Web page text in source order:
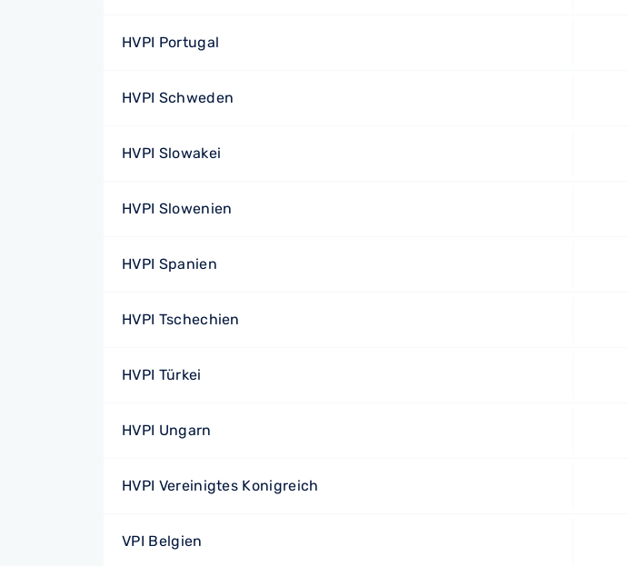
HVPI Portugal
HVPI Schweden
HVPI Slowakei
HVPI Slowenien
HVPI Spanien
HVPI Tschechien
HVPI Türkei
HVPI Ungarn
HVPI Vereinigtes Konigreich
VPI Belgien